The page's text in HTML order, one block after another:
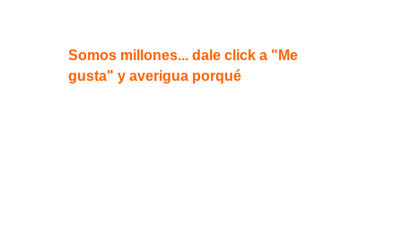
Somos millones... dale click a "Me
gusta" y averigua porqué